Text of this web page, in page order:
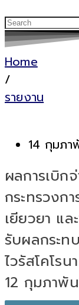
Home
/
รายงาน
14 กุมภา
ผลการเบิก
กระทรวงก
เยียวยา แ
รับผลกระท
ไวรัสโคโร
12 กุมภาพั